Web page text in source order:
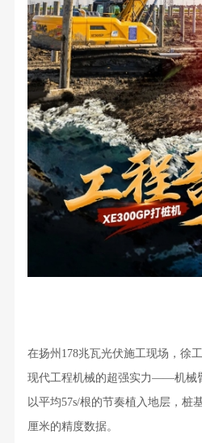
在扬州178兆瓦光伏施工现场，徐
现代工程机械的超强实力——机械
以平均57s/根的节奏植入地层，桩
厘米的精度数据。